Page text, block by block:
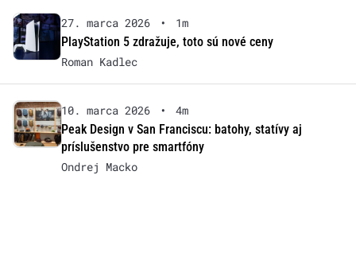
27. marca 2026 •
1m
PlayStation 5 zdražuje, toto sú nové ceny
Roman Kadlec
10. marca 2026 •
4m
Peak Design v San Franciscu: batohy, statívy aj
príslušenstvo pre smartfóny
Ondrej Macko